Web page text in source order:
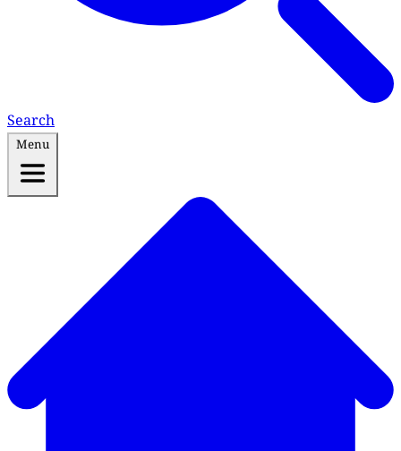
Search
Menu